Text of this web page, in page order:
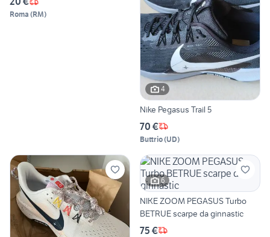
Roma (RM)
4
Nike Pegasus Trail 5
70 €
Buttrio(UD)
6
NIKE ZOOM PEGASUS Turbo
BETRUE scarpe da ginnastic
75 €